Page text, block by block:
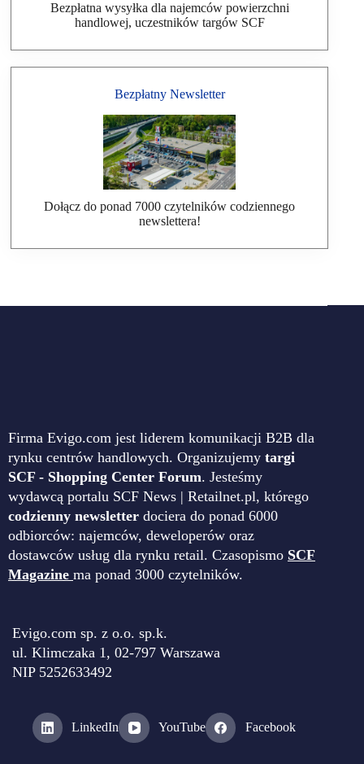
Bezpłatna wysyłka dla najemców powierzchni
handlowej, uczestników targów SCF
Bezpłatny Newsletter
Dołącz do ponad 7000 czytelników codziennego
newslettera!
Firma Evigo.com jest liderem komunikacji B2B dla
rynku centrów handlowych. Organizujemy targi
SCF - Shopping Center Forum. Jesteśmy
wydawcą portalu SCF News | Retailnet.pl, którego
codzienny newsletter dociera do ponad 6000
odbiorców: najemców, deweloperów oraz
dostawców usług dla rynku retail. Czasopismo SCF
Magazine ma ponad 3000 czytelników.
Evigo.com sp. z o.o. sp.k.
ul. Klimczaka 1, 02-797 Warszawa
NIP 5252633492
LinkedIn YouTube Facebook